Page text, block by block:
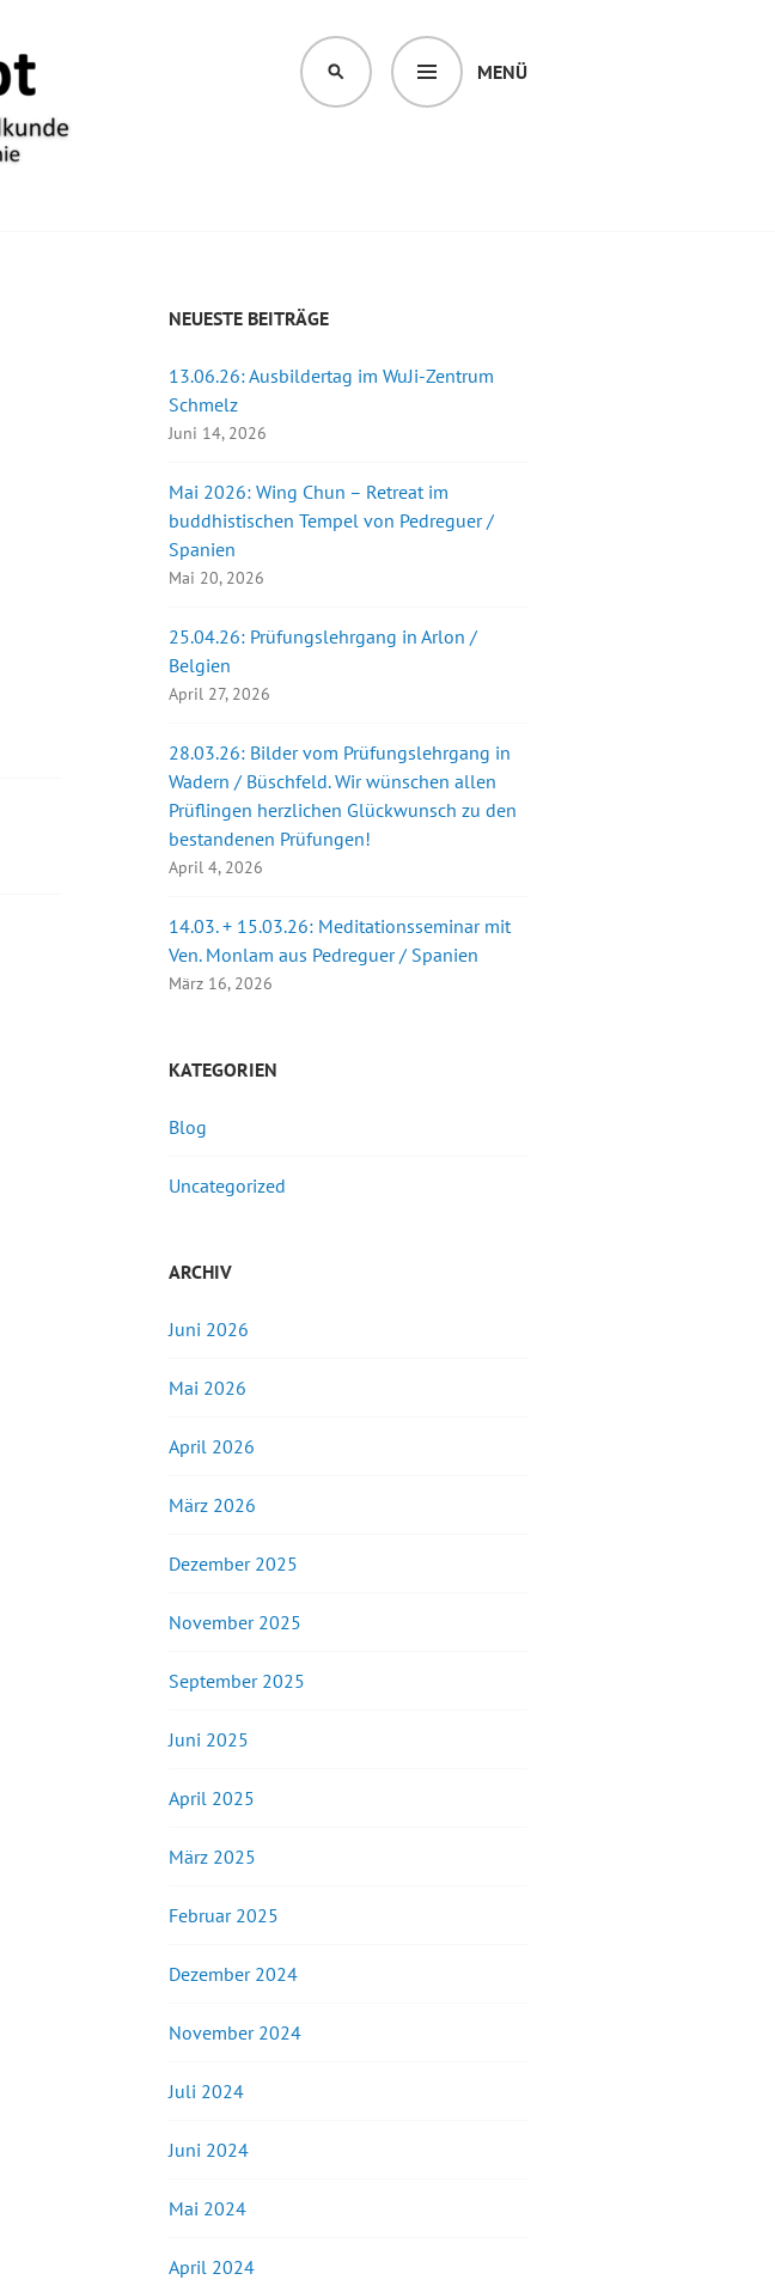
MENÜ
SUCHEN
NEUESTE BEITRÄGE
13.06.26: Ausbildertag im WuJi-Zentrum
Schmelz
Juni 14, 2026
Mai 2026: Wing Chun – Retreat im
buddhistischen Tempel von Pedreguer /
Spanien
Mai 20, 2026
25.04.26: Prüfungslehrgang in Arlon /
Belgien
April 27, 2026
28.03.26: Bilder vom Prüfungslehrgang in
Wadern / Büschfeld. Wir wünschen allen
Prüflingen herzlichen Glückwunsch zu den
bestandenen Prüfungen!
April 4, 2026
14.03. + 15.03.26: Meditationsseminar mit
Ven. Monlam aus Pedreguer / Spanien
März 16, 2026
KATEGORIEN
Blog
Uncategorized
ARCHIV
Juni 2026
Mai 2026
April 2026
März 2026
Dezember 2025
November 2025
September 2025
Juni 2025
April 2025
März 2025
Februar 2025
Dezember 2024
November 2024
Juli 2024
Juni 2024
Mai 2024
April 2024